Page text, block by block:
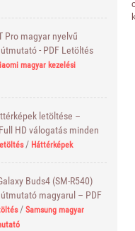
Pro magyar nyelvű
- PDF Letöltés
magyar kezelési
letöltése –
HD válogatás minden
/ Háttérképek
Buds4 (SM-R540)
magyarul – PDF
/ Samsung magyar